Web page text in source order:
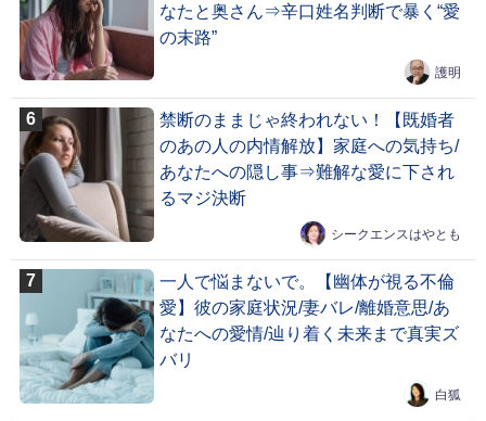
なたと奥さん⇒辛口姓名判断で暴く“愛
の末路”
護明
禁断のままじゃ終われない！【既婚者
のあの人の内情解放】家庭への気持ち/
あなたへの隠し事⇒難解な愛に下され
るマジ決断
シークエンスはやとも
一人で悩まないで。【幽体が視る不倫
愛】彼の家庭状況/妻バレ/離婚意思/あ
なたへの愛情/辿り着く未来まで真実ズ
バリ
白狐